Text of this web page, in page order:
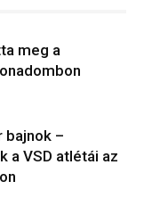
meg a
bajnok –
a VSD atlétái az